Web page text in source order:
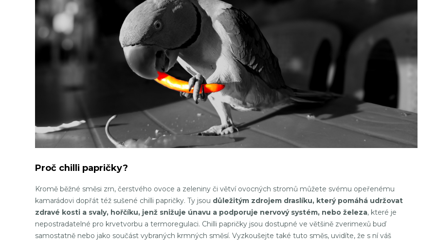
Proč chilli papričky?
Kromě běžné směsi zrn, čerstvého ovoce a zeleniny či větví ovocných stromů můžete svému opeřenému
kamarádovi dopřát též sušené chilli papričky. Ty jsou důležitým zdrojem draslíku, který pomáhá udržovat
zdravé kosti a svaly, hořčíku, jenž snižuje únavu a podporuje nervový systém, nebo železa, které je
nepostradatelné pro krvetvorbu a termoregulaci. Chilli papričky jsou dostupné ve většině zverimexů buď
samostatně nebo jako součást vybraných krmných směsí. Vyzkoušejte také tuto směs, uvidíte, že s ní váš